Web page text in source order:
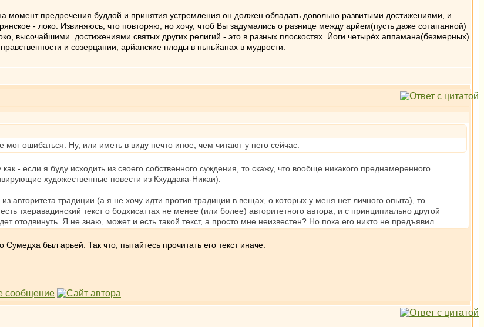
момент предречения буддой и принятия устремления он должен обладать довольно развитыми достижениями, и
- локо. Извиняюсь, что повторяю, но хочу, чтоб Вы задумались о разнице между арйем(пусть даже сотапанной)
высочайшими достижениями святых других религий - это в разных плоскостях. Йоги четырёх аппамана(безмерных)
и созерцании, арйанские плоды в ньньйанах в мудрости.
ошибаться. Ну, или иметь в виду нечто иное, чем читают у него сейчас.
- если я буду исходить из своего собственного суждения, то скажу, что вообще никакого преднамеренного
художественные повести из Кхуддака-Никаи).
авторитета традиции (а я не хочу идти против традиции в вещах, о которых у меня нет личного опыта), то
тхеравадинский текст о бодхисаттах не менее (или более) авторитетного автора, и с принципиально другой
отодвинуть. Я не знаю, может и есть такой текст, а просто мне неизвестен? Но пока его никто не предъявил.
был арьей. Так что, пытайтесь прочитать его текст иначе.